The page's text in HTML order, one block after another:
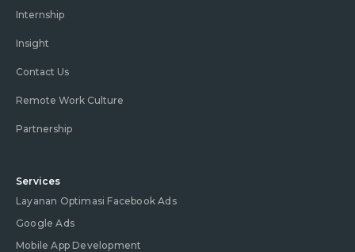
Internship
Insight
Contact Us
Remote Work Culture
Partnership
Services
Layanan Optimasi Facebook Ads
Google Ads
Mobile App Development